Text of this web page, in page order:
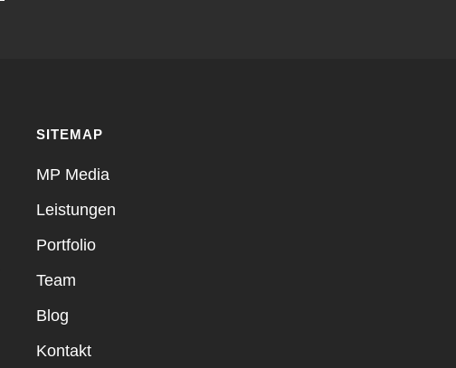
SITEMAP
MP Media
Leistungen
Portfolio
Team
Blog
Kontakt